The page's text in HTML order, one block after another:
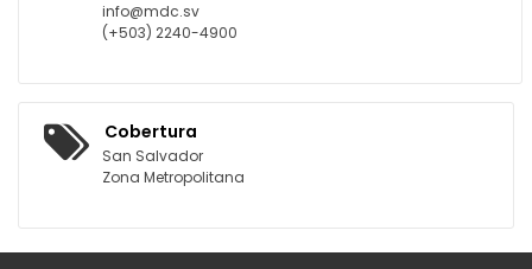
info@mdc.sv
(+503) 2240-4900
Cobertura
San Salvador
Zona Metropolitana